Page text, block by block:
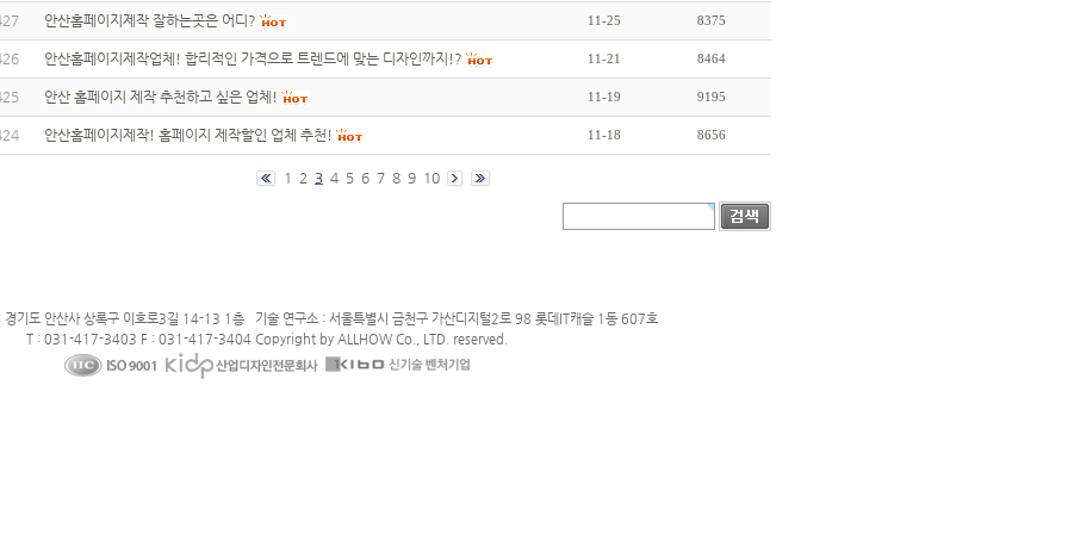
안산홈페이지제작 잘하는곳은 어디? 11-25 8375
안산홈페이지제작업체! 합리적인 가격으로 트렌드에 맞는 디자인까지!? 11-21 8464
안산 홈페이지 제작 추천하고 싶은 업체! 11-19 9195
안산홈페이지제작! 홈페이지 제작할인 업체 추천! 11-18 8656
1 2 3 4 5 6 7 8 9 10
기도 안산사 상록구 이호로3길 14-13 1층 기술 연구소 : 서울특별시 금천구 가산디지털2로 98 롯데IT캐슬 1동 607호
T : 031-417-3403 F : 031-417-3404 Copyright by ALLHOW Co., LTD. reserved.